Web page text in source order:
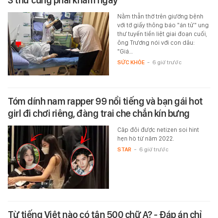
Nằm thẫn thờ trên giường bệnh
với tờ giấy thông báo "án tử" ung
thư tuyến tiền liệt giai đoạn cuối,
ông Trương nói với con dâu:
"Giá…
SỨC KHỎE - 6 giờ trước
Tóm dính nam rapper 99 nổi tiếng và bạn gái hot
girl đi chơi riêng, đàng trai che chắn kín bưng
Căp đôi được netizen soi hint
hẹn hò từ năm 2022.
STAR - 6 giờ trước
Từ tiếng Việt nào có tận 500 chữ A? - Đáp án chỉ